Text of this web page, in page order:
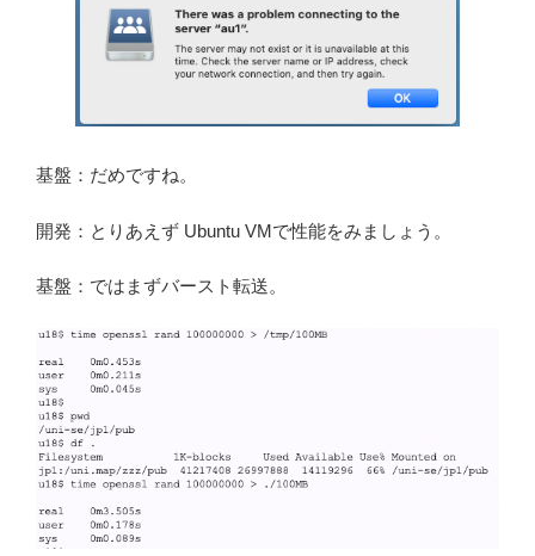
基盤：だめですね。
開発：とりあえず Ubuntu VMで性能をみましょう。
基盤：ではまずバースト転送。